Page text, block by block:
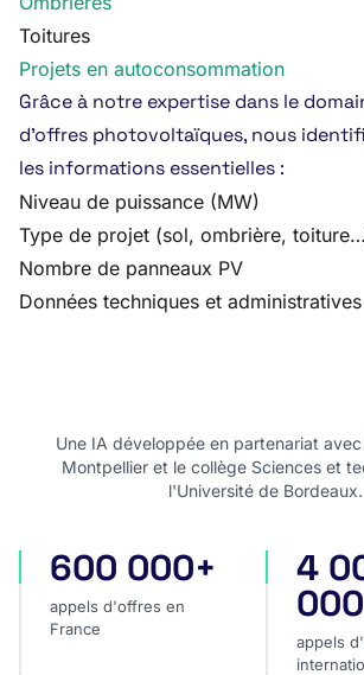
Toitures
Projets en autoconsommation
Grâce à notre expertise dans le
d’offres photovoltaïques, nous
les informations essentielles :
Niveau de puissance (MW)
Type de projet (sol, ombrière,
Nombre de panneaux PV
Données techniques et
Une IA développée en partenariat
Montpellier et le collège Sciences et
l'Université de Bordeaux.
appels d'offres en France
600 000+
appels d'offres en
France
appels
4
appels